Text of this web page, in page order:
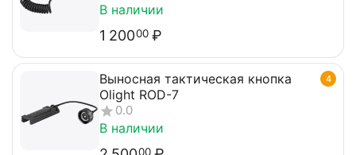
В наличии
1 20000 ₽
4
Выносная тактическая кнопка
Olight ROD-7
0.0
В наличии
00